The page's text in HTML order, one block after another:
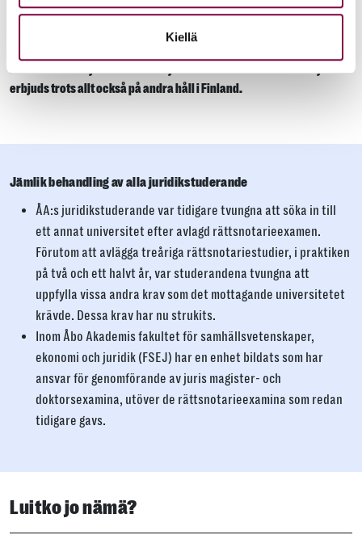
Kiellä
10. januari 2024 har ett stycke tagits bort från artikeln. Enligt
Finland som erbjuder en kurs i djurrätt. Universitetskurser i djurrätt
erbjuds trots allt också på andra håll i Finland.
Jämlik behandling av alla juridikstuderande
ÅA:s juridikstuderande var tidigare tvungna att söka in till
ett annat universitet efter avlagd rättsnotarieexamen.
Förutom att avlägga treåriga rättsnotariestudier, i praktiken
på två och ett halvt år, var studerandena tvungna att
uppfylla vissa andra krav som det mottagande universitetet
krävde. Dessa krav har nu strukits.
Inom Åbo Akademis fakultet för samhällsvetenskaper,
ekonomi och juridik (FSEJ) har en enhet bildats som har
ansvar för genomförande av juris magister- och
doktorsexamina, utöver de rättsnotarieexamina som redan
tidigare gavs.
Luitko jo nämä?